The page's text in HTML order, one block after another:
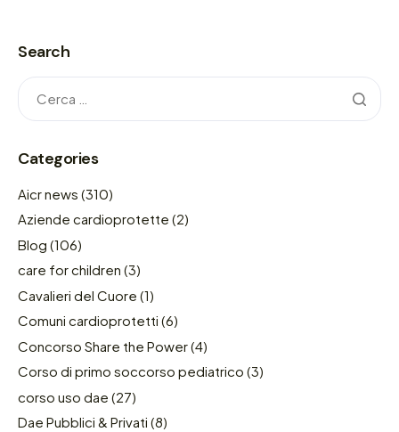
Search
Categories
Aicr news (310)
Aziende cardioprotette (2)
Blog (106)
care for children (3)
Cavalieri del Cuore (1)
Comuni cardioprotetti (6)
Concorso Share the Power(4)
Corso di primo soccorso pediatrico (3)
corso uso dae (27)
Dae Pubblici & Privati (8)